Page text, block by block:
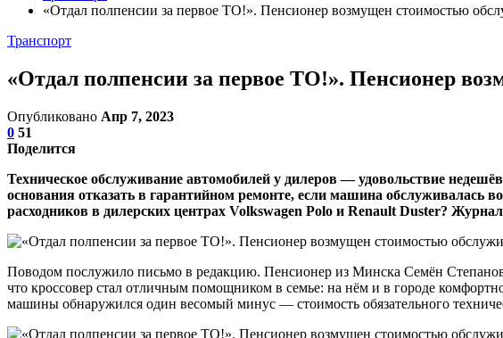
«Отдал полпенсии за первое ТО!». Пенсионер возмущен стоимостью
Транспорт
«Отдал полпенсии за первое ТО!». Пенсионер
Опубликовано Апр 7, 2023
0 51
Поделится
Техническое обслуживание автомобилей у дилеров — удовольствие
основания отказать в гарантийном ремонте, если машина обслуживалась
расходников в дилерских центрах Volkswagen Polo и Renault Duster?
Поводом послужило письмо в редакцию. Пенсионер из Минска Семён
что кроссовер стал отличным помощником в семье: на нём и в городе
машины обнаружился один весомый минус — стоимость обязательного